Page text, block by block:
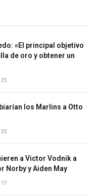
«El principal objetivo
de oro y obtener un
25
los Marlins a Otto
25
a Victor Vodnik a
Norby y Aiden May
17